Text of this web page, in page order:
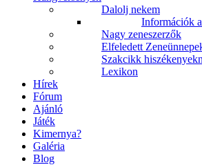
Dalolj nekem
Információk
Nagy zeneszerzők
Elfeledett
Szakcikk
Lexikon
Hírek
Fórum
Ajánló
Játék
Kimernya?
Galéria
Blog